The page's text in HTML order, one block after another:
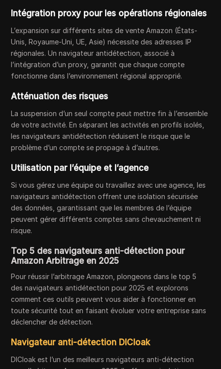
Intégration proxy pour les opérations régionales
L’expansion sur différents sites de vente Amazon (États-
Unis, Royaume-Uni, UE, Asie) nécessite des adresses IP
régionales. Un navigateur antidétection, associé à
l’intégration d’un proxy, garantit que chaque compte
fonctionne dans l’environnement régional approprié.
Atténuation des risques
La suspension d’un seul compte peut mettre fin à l’ensemble
de votre activité. En séparant les activités en profils isolés,
les navigateurs antidétection réduisent le risque que le
problème d’un compte se propage à d’autres.
Utilisation par l’équipe et l’agence
Si vous gérez une équipe ou travaillez avec une agence, les
navigateurs antidétection offrent une isolation sécurisée
des données, garantissant que les membres de l’équipe
peuvent gérer différents comptes sans chevauchement ni
risque.
Top 5 des navigateurs anti-détection pour
Amazon Arbitrage en 2025
Pour réussir l’arbitrage Amazon, plongeons dans le top 5
des navigateurs antidétection pour 2025 et explorons
comment ces outils peuvent vous aider à fonctionner en
toute sécurité tout en faisant évoluer votre entreprise sans
déclencher de détection.
Navigateur anti-détection DICloak
DICloak est l’un des meilleurs navigateurs anti-détection